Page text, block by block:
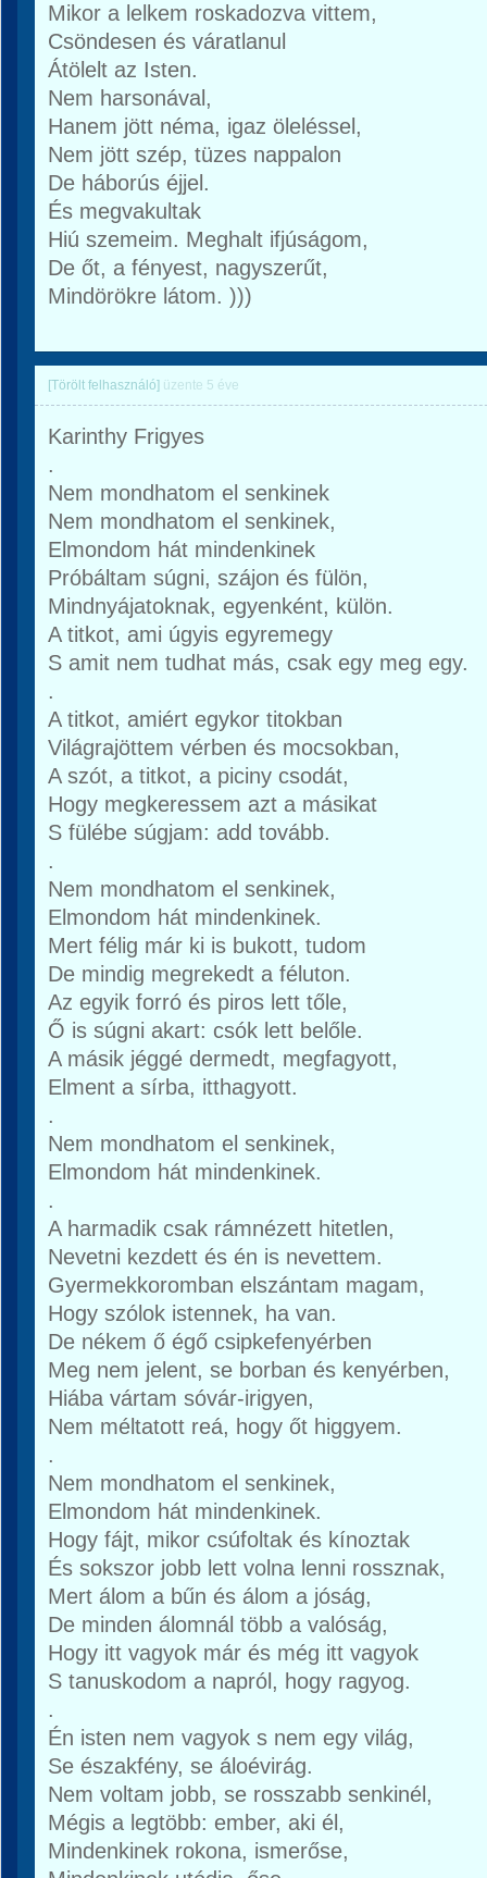
Mikor a lelkem roskadozva vittem,
Csöndesen és váratlanul
Átölelt az Isten.
Nem harsonával,
Hanem jött néma, igaz öleléssel,
Nem jött szép, tüzes nappalon
De háborús éjjel.
És megvakultak
Hiú szemeim. Meghalt ifjúságom,
De őt, a fényest, nagyszerűt,
Mindörökre látom. )))
[Törölt felhasználó] üzente 5 éve
Karinthy Frigyes
.
Nem mondhatom el senkinek
Nem mondhatom el senkinek,
Elmondom hát mindenkinek
Próbáltam súgni, szájon és fülön,
Mindnyájatoknak, egyenként, külön.
A titkot, ami úgyis egyremegy
S amit nem tudhat más, csak egy meg egy.
.
A titkot, amiért egykor titokban
Világrajöttem vérben és mocsokban,
A szót, a titkot, a piciny csodát,
Hogy megkeressem azt a másikat
S fülébe súgjam: add tovább.
.
Nem mondhatom el senkinek,
Elmondom hát mindenkinek.
Mert félig már ki is bukott, tudom
De mindig megrekedt a féluton.
Az egyik forró és piros lett tőle,
Ő is súgni akart: csók lett belőle.
A másik jéggé dermedt, megfagyott,
Elment a sírba, itthagyott.
.
Nem mondhatom el senkinek,
Elmondom hát mindenkinek.
.
A harmadik csak rámnézett hitetlen,
Nevetni kezdett és én is nevettem.
Gyermekkoromban elszántam magam,
Hogy szólok istennek, ha van.
De nékem ő égő csipkefenyérben
Meg nem jelent, se borban és kenyérben,
Hiába vártam sóvár-irigyen,
Nem méltatott reá, hogy őt higgyem.
.
Nem mondhatom el senkinek,
Elmondom hát mindenkinek.
Hogy fájt, mikor csúfoltak és kínoztak
És sokszor jobb lett volna lenni rossznak,
Mert álom a bűn és álom a jóság,
De minden álomnál több a valóság,
Hogy itt vagyok már és még itt vagyok
S tanuskodom a napról, hogy ragyog.
.
Én isten nem vagyok s nem egy világ,
Se északfény, se áloévirág.
Nem voltam jobb, se rosszabb senkinél,
Mégis a legtöbb: ember, aki él,
Mindenkinek rokona, ismerőse,